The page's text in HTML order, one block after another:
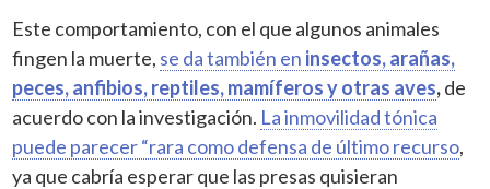
Este comportamiento, con el que algunos animales
fingen la muerte, se da también en insectos, arañas,
peces, anfibios, reptiles, mamíferos y otras aves,de
acuerdo con la investigación. La inmovilidad tónica
puede parecer “rara como defensa de último recurso,
ya que cabría esperar que las presas quisieran